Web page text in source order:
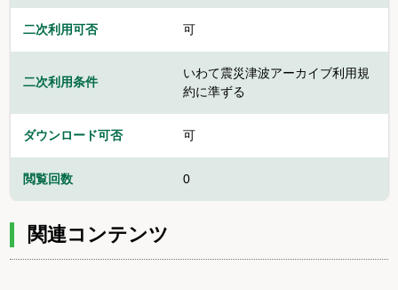
二次利用可否 可
二次利用条件
いわて震災津波アーカイブ利用規
約に準ずる
ダウンロード可否 可
閲覧回数 0
関連コンテンツ